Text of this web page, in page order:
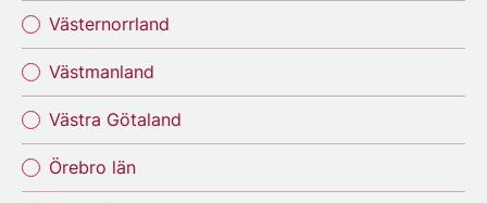
Västernorrland
Västmanland
Västra Götaland
Örebro län